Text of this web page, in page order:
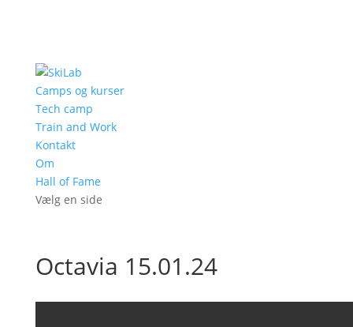
Camps og kurser
Tech camp
Train and Work
Kontakt
Om
Hall of Fame
Vælg en side
Octavia 15.01.24